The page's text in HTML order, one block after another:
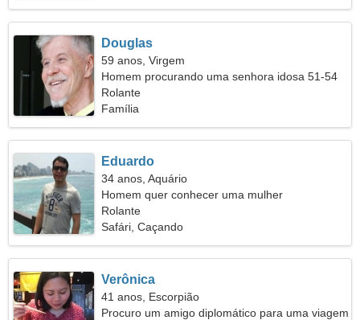
Douglas
59 anos, Virgem
Homem procurando uma senhora idosa 51-54
Rolante
Família
Eduardo
34 anos, Aquário
Homem quer conhecer uma mulher
Rolante
Safári, Caçando
Verônica
41 anos, Escorpião
Procuro um amigo diplomático para uma viagem